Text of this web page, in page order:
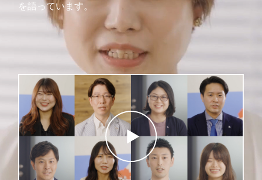
を語っています。